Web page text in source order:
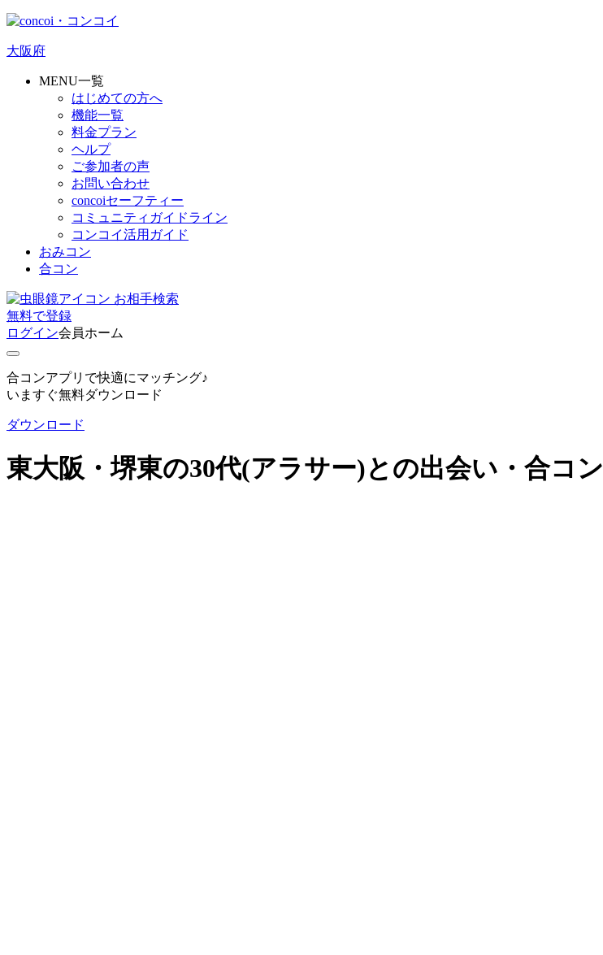
大阪府
MENU一覧
はじめての方へ
機能一覧
料金プラン
ヘルプ
ご参加者の声
お問い合わせ
concoiセーフティー
コミュニティガイドライン
コンコイ活用ガイド
おみコン
合コン
お相手検索
無料で登録
ログイン会員ホーム
合コンアプリで快適にマッチング♪
いますぐ無料ダウンロード
ダウンロード
東大阪・堺東の30代(アラサー)との出会い・合コン